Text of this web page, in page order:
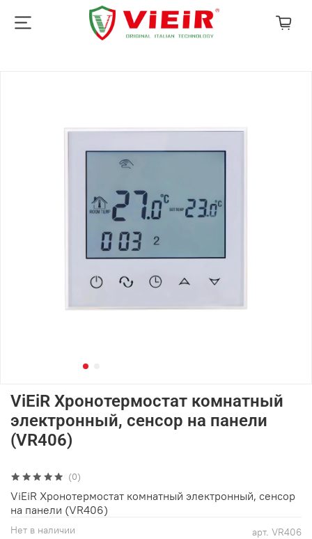
(0)
арт. VR406
Нет в наличии
ViEiR Хронотермостат комнатный
электронный, сенсор на панели
(VR406)
ViEiR Хронотермостат комнатный электронный, сенсор
на панели (VR406)